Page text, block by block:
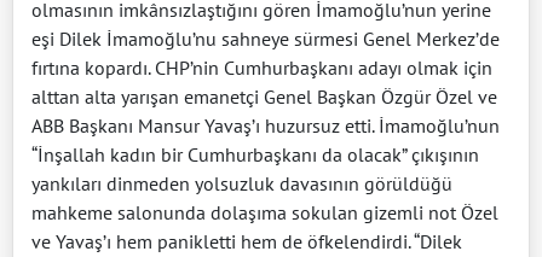
olmasının imkânsızlaştığını gören İmamoğlu’nun yerine
eşi Dilek İmamoğlu’nu sahneye sürmesi Genel Merkez’de
fırtına kopardı. CHP’nin Cumhurbaşkanı adayı olmak için
alttan alta yarışan emanetçi Genel Başkan Özgür Özel ve
ABB Başkanı Mansur Yavaş’ı huzursuz etti. İmamoğlu’nun
“İnşallah kadın bir Cumhurbaşkanı da olacak” çıkışının
yankıları dinmeden yolsuzluk davasının görüldüğü
mahkeme salonunda dolaşıma sokulan gizemli not Özel
ve Yavaş’ı hem panikletti hem de öfkelendirdi. “Dilek